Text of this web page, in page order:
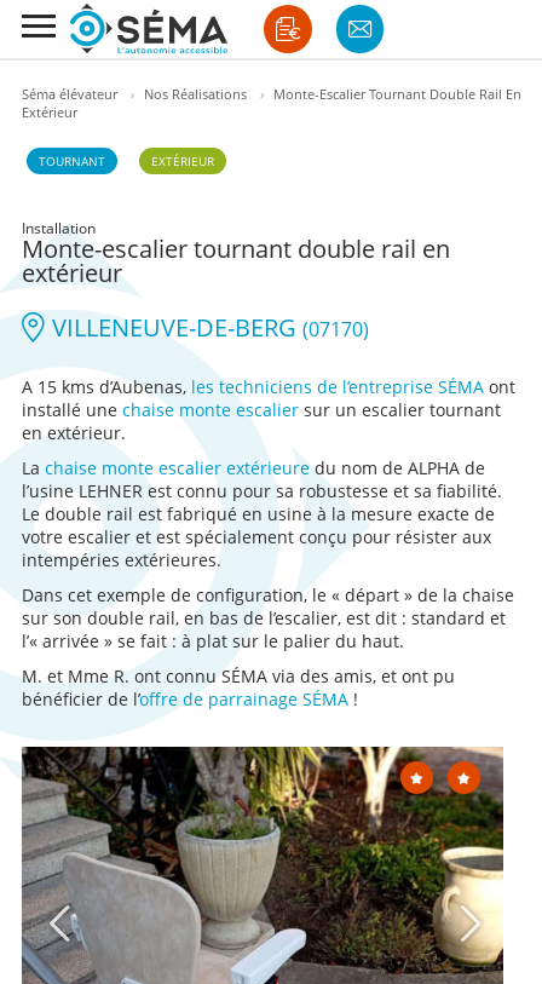
Séma élévateur › Nos Réalisations › Monte-Escalier Tournant Double Rail En
Extérieur
TOURNANT EXTÉRIEUR
Installation
Monte-escalier tournant double rail en
extérieur
VILLENEUVE-DE-BERG (07170)
A 15 kms d’Aubenas, les techniciens de l’entreprise SÉMAont
installé une chaise monte escaliersur un escalier tournant
en extérieur.
La chaise monte escalier extérieuredu nom de ALPHA de
l’usine LEHNER est connu pour sa robustesse et sa fiabilité.
Le double rail est fabriqué en usine à la mesure exacte de
votre escalier et est spécialement conçu pour résister aux
intempéries extérieures.
Dans cet exemple de configuration, le « départ » de la chaise
sur son double rail, en bas de l’escalier, est dit : standard et
l’« arrivée » se fait : à plat sur le palier du haut.
M. et Mme R. ont connu SÉMA via des amis, et ont pu
bénéficier de l’offre de parrainage SÉMA!